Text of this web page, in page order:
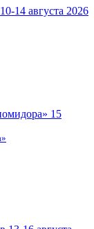
10-14 августа 2026
15